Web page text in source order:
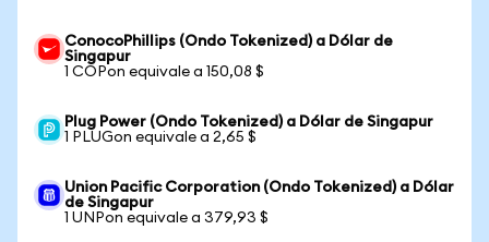
ConocoPhillips (Ondo Tokenized) a Dólar de
Singapur
1 COPon equivale a 150,08 $
Plug Power (Ondo Tokenized) a Dólar de Singapur
1 PLUGon equivale a 2,65 $
Union Pacific Corporation (Ondo Tokenized) a Dólar
de Singapur
1 UNPon equivale a 379,93 $